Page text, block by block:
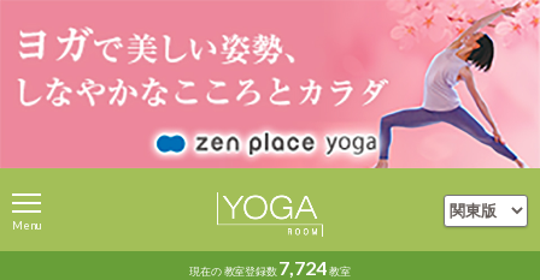
現在の教室登録数 7,724教室
Menu